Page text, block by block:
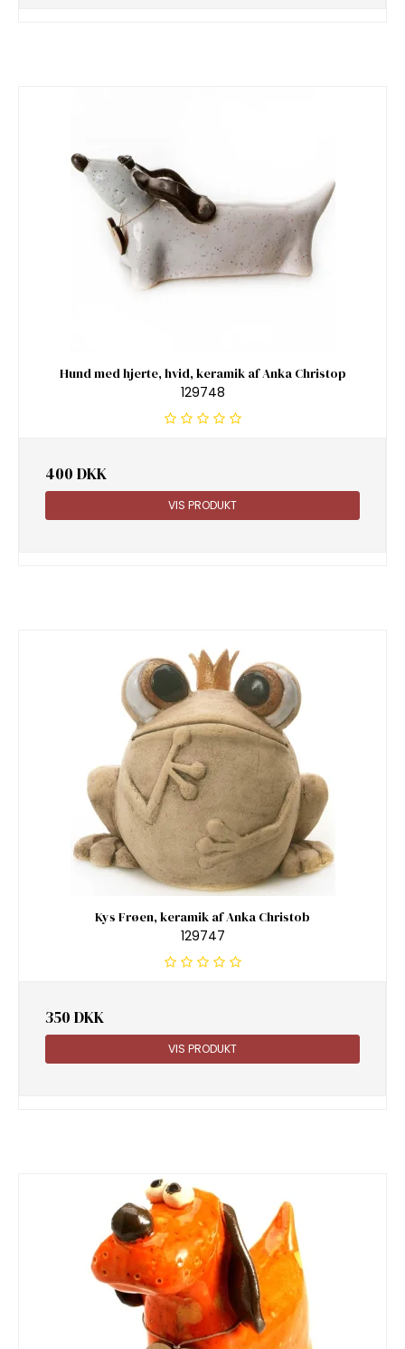
Hund med hjerte, hvid, keramik af Anka Christop
129748
400 DKK
VIS PRODUKT
Kys Frøen, keramik af Anka Christob
129747
350 DKK
VIS PRODUKT